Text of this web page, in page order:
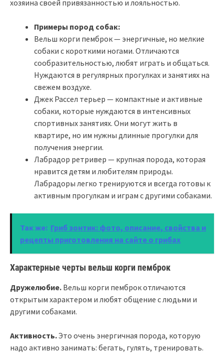
хозяина своей привязанностью и лояльностью.
Примеры пород собак:
Вельш корги пемброк — энергичные, но мелкие
собаки с короткими ногами. Отличаются
сообразительностью, любят играть и общаться.
Нуждаются в регулярных прогулках и занятиях на
свежем воздухе.
Джек Рассел терьер — компактные и активные
собаки, которые нуждаются в интенсивных
спортивных занятиях. Они могут жить в
квартире, но им нужны длинные прогулки для
получения энергии.
Лабрадор ретривер — крупная порода, которая
нравится детям и любителям природы.
Лабрадоры легко тренируются и всегда готовы к
активным прогулкам и играм с другими собаками.
Так же: Гриб зонтик: фото, описание, свойства и
рецепты приготовления на сайте о грибах
Характерные черты вельш корги пемброк
Дружелюбие. Вельш корги пемброк отличаются
открытым характером и любят общение с людьми и
другими собаками.
Активность.Это очень энергичная порода, которую
надо активно занимать: бегать, гулять, тренировать.